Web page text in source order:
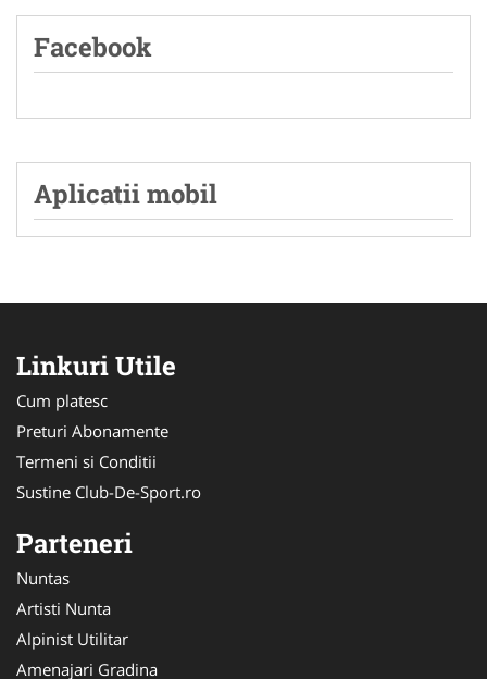
Facebook
Aplicatii mobil
Linkuri Utile
Cum platesc
Preturi Abonamente
Termeni si Conditii
Sustine Club-De-Sport.ro
Parteneri
Nuntas
Artisti Nunta
Alpinist Utilitar
Amenajari Gradina